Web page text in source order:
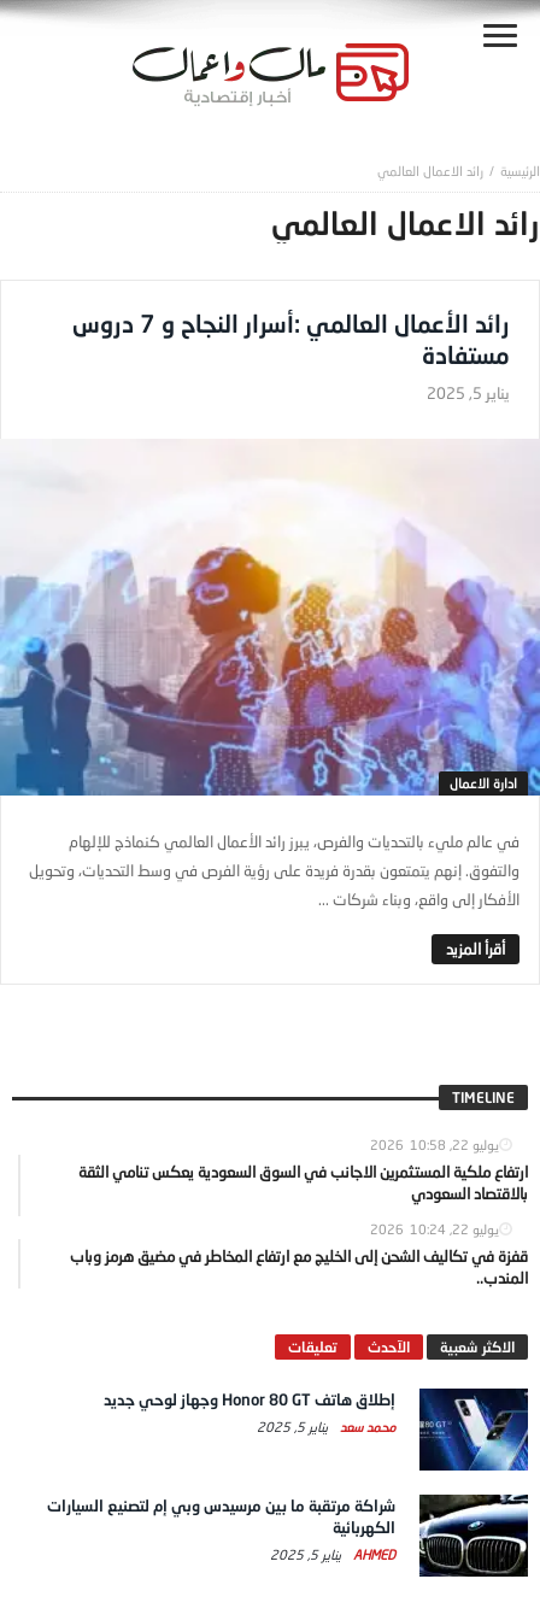
رائد الاعمال العالمي
رائد الاعمال العالمي
رائد الأعمال العالمي :أسرار النجاح و 7 دروس
مستفادة
يناير 5, 2025
ادارة الاعمال
في عالم مليء بالتحديات والفرص، يبرز رائد الأعمال العالمي كنماذج للإلهام
والتفوق. إنهم يتمتعون بقدرة فريدة على رؤية الفرص في وسط التحديات، وتحويل
الأفكار إلى واقع، وبناء شركات ...
TIMELINE
يوليو 22, 2026 10:58
ارتفاع ملكية المستثمرين الاجانب في السوق السعودية يعكس تنامي الثقة
بالاقتصاد السعودي
يوليو 22, 2026 10:24
قفزة في تكاليف الشحن إلى الخليج مع ارتفاع المخاطر في مضيق هرمز وباب
المندب..
الاكثر شعبية الآحدث تعليقات
إطلاق هاتف Honor 80 GT وجهاز لوحي جديد
محمد سعد يناير 5, 2025
شراكة مرتقبة ما بين مرسيدس وبي إم لتصنيع السيارات
الكهربائية
AHMED يناير 5, 2025